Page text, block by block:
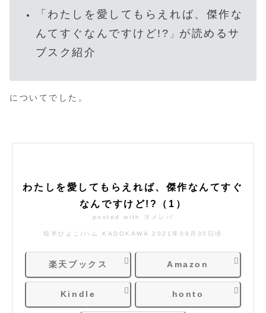
「わたしを愛してもらえれば、傑作な
んてすぐなんですけど!? 」 が読めるサ
ブスク紹介
についてでした。
わたしを愛してもらえれば、傑作なんてすぐ
なんですけど!?（1）
posted with ヨメレバ
殻半ひよこ/ハム KADOKAWA 2021年08月30日頃
楽天ブックス Amazon
Kindle honto